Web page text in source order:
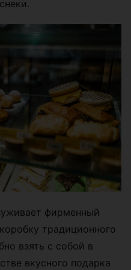
фирменный
традиционного
взять с собой в
вкусного подарка